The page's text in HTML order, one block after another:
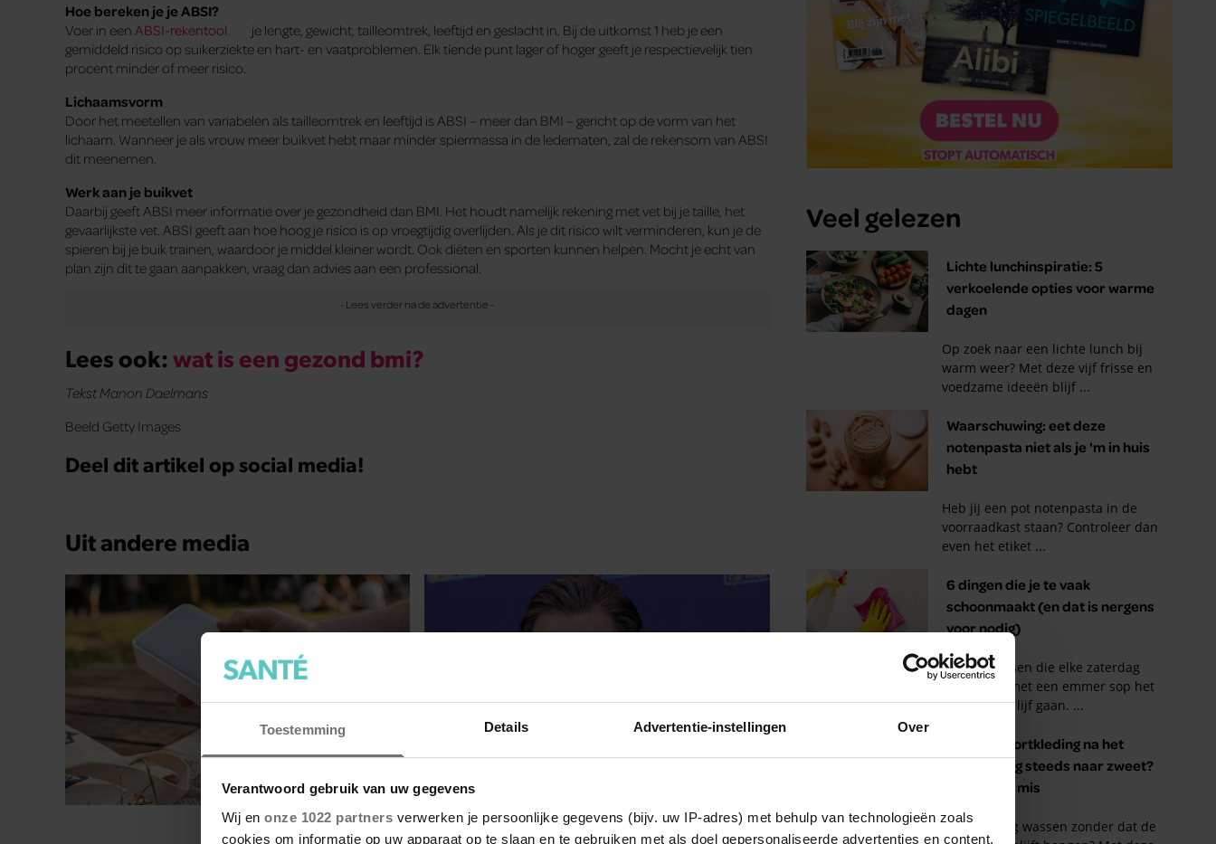
Toestemming Details Advertentie-instellingen Over
Verantwoord gebruik van uw gegevens
Wij en onze 1022 partners verwerken je persoonlijke gegevens (bijv. uw IP-adres) met behulp van technologieën zoals
cookies om informatie op uw apparaat op te slaan en te gebruiken met als doel gepersonaliseerde advertenties en content,
Hoe bereken je je ABSI?
Voer in een ABSI-rekentool
je lengte, gewicht, tailleomtrek, leeftijd en geslacht in. Bij de uitkomst 1 heb je een
gemiddeld risico op suikerziekte en hart- en vaatproblemen. Elk tiende punt lager of hoger geeft je respectievelijk tien
procent minder of meer risico.
Lichaamsvorm
Door het meetellen van variabelen als tailleomtrek en leeftijd is ABSI – meer dan BMI – gericht op de vorm van het
lichaam. Wanneer je als vrouw meer buikvet hebt maar minder spiermassa in de ledematen, zal de rekensom van ABSI
dit meenemen.
Werk aan je buikvet
Daarbij geeft ABSI meer informatie over je gezondheid dan BMI. Het houdt namelijk rekening met vet bij je taille, het
gevaarlijkste vet. ABSI geeft aan hoe hoog je risico is op vroegtijdig overlijden. Als je dit risico wilt verminderen, kun je de
spieren bij je buik trainen, waardoor je middel kleiner wordt. Ook diëten en sporten kunnen helpen. Mocht je echt van
plan zijn dit te gaan aanpakken, vraag dan advies aan een professional.
Lees ook:wat is een gezond bmi?
Tekst Manon Daelmans
Beeld Getty Images
Deel dit artikel op social media!
Uit andere media